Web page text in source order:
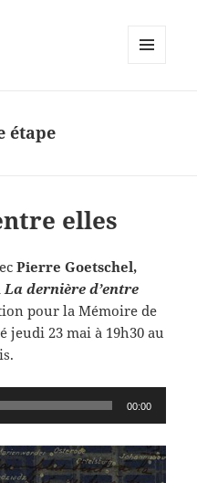
étape
elles
Pierre Goetschel,
La dernière d’entre
pour la Mémoire de
jeudi 23 mai à 19h30au
00:00